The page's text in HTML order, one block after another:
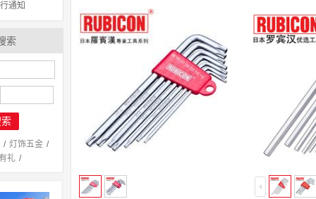
通知
索
/ 灯饰五金 /
礼 /